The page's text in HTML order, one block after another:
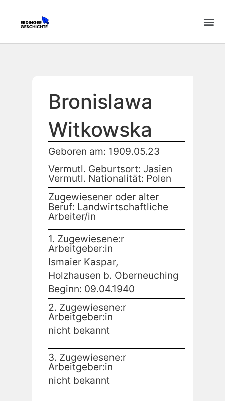
Bronislawa
Witkowska
Geboren am: 1909.05.23
Vermutl. Geburtsort: Jasien
Vermutl. Nationalität: Polen
Zugewiesener oder alter
Beruf: Landwirtschaftliche
Arbeiter/in
1. Zugewiesene:r
Arbeitgeber:in
Ismaier Kaspar,
Holzhausen b. Oberneuching
Beginn: 09.04.1940
2. Zugewiesene:r
Arbeitgeber:in
nicht bekannt
3. Zugewiesene:r
Arbeitgeber:in
nicht bekannt